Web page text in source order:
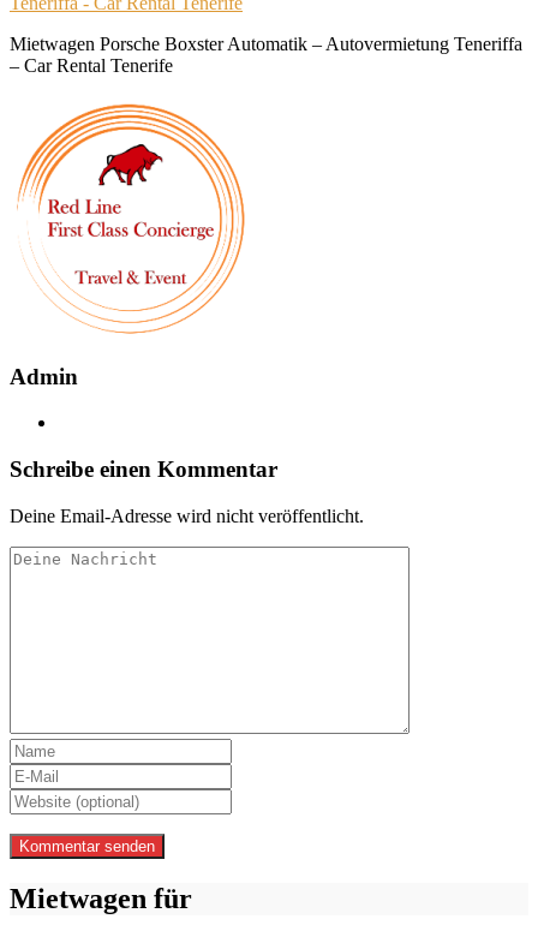
Mietwagen Porsche Boxster Automatik – Autovermietung Teneriffa
– Car Rental Tenerife
Admin
Schreibe einen Kommentar
Deine Email-Adresse wird nicht veröffentlicht.
Mietwagen für